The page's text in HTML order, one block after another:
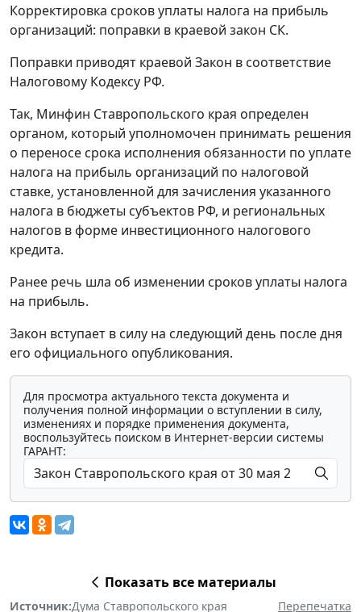
Корректировка сроков уплаты налога на прибыль
организаций: поправки в краевой закон СК.
Поправки приводят краевой Закон в соответствие
Налоговому Кодексу РФ.
Так, Минфин Ставропольского края определен
органом, который уполномочен принимать решения
о переносе срока исполнения обязанности по уплате
налога на прибыль организаций по налоговой
ставке, установленной для зачисления указанного
налога в бюджеты субъектов РФ, и региональных
налогов в форме инвестиционного налогового
кредита.
Ранее речь шла об изменении сроков уплаты налога
на прибыль.
Закон вступает в силу на следующий день после дня
его официального опубликования.
Для просмотра актуального текста документа и
получения полной информации о вступлении в силу,
изменениях и порядке применения документа,
воспользуйтесь поиском в Интернет-версии системы
ГАРАНТ:
Показать все материалы
Источник:Дума Ставропольского края Перепечатка